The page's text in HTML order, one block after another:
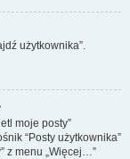
użytkownika”.
moje posty”
“Posty użytkownika”
z menu „Więcej…”